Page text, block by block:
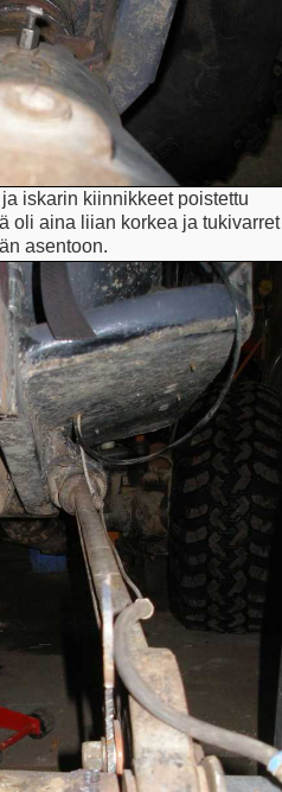
iskarin kiinnikkeet poistettu
oli aina liian korkea ja tukivarret
asentoon.